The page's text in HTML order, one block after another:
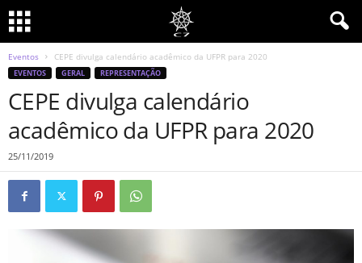
Eventos CEPE divulga calendário acadêmico da UFPR para 2020
EVENTOS GERAL REPRESENTAÇÃO
CEPE divulga calendário
acadêmico da UFPR para 2020
25/11/2019